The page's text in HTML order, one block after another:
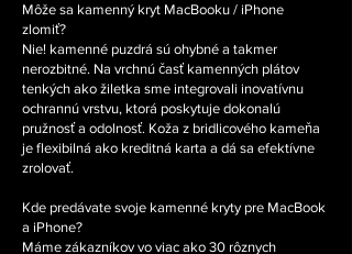
Môže sa kamenný kryt MacBooku / iPhone
zlomiť?
Nie! kamenné puzdrá sú ohybné a takmer
nerozbitné. Na vrchnú časť kamenných plátov
tenkých ako žiletka sme integrovali inovatívnu
ochrannú vrstvu, ktorá poskytuje dokonalú
pružnosť a odolnosť. Koža z bridlicového kameňa
je flexibilná ako kreditná karta a dá sa efektívne
zrolovať.
Kde predávate svoje kamenné kryty pre MacBook
a iPhone?
Máme zákazníkov vo viac ako 30 rôznych